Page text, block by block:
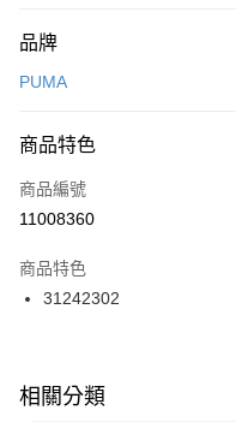
台灣樂天信用卡公司
【關於「AFTEE先享後付」】
便利好安心！
３．安心：先確認商品／服務後
【「AFTEE先享後付」結帳流程
１．於結帳方式選擇「AFTEE
２．訂單成立數日內，您將收到
３．收到繳費通知簡訊後14天
ATM／網路銀行／等多元方式進
※ 交易是否成功請以「AFTEE
是否繳費成功／繳費後需取消欲
運送方式
每筆NT$100，滿NT$1,500(
宅配
每筆NT$100，滿NT$1,500(
付款後門市自取
每筆NT$100，滿NT$1,500(
品牌
PUMA
商品特色
商品編號
11008360
商品特色
31242302
相關分類